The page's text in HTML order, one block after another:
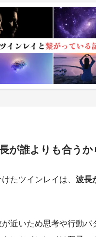
が誰よりも合うか
たツインレイは、 波長
が近いため思考や行動